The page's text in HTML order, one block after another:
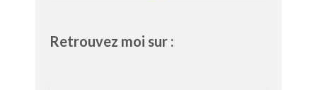
Retrouvez moi sur :